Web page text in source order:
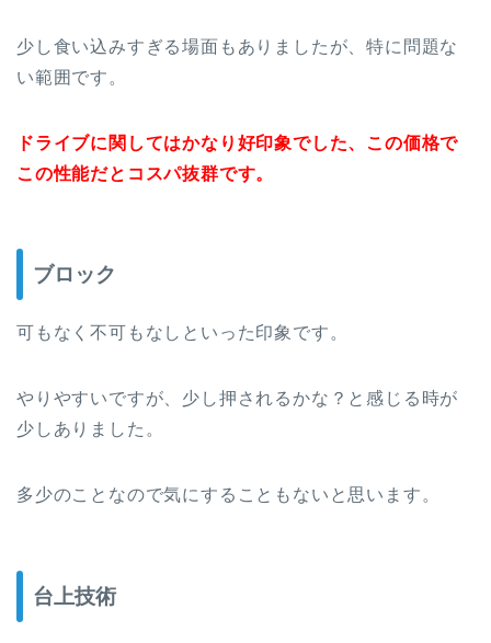
少し食い込みすぎる場面もありましたが、特に問題な
い範囲です。
ドライブに関してはかなり好印象でした、この価格で
この性能だとコスパ抜群です。
ブロック
可もなく不可もなしといった印象です。
やりやすいですが、少し押されるかな？と感じる時が
少しありました。
多少のことなので気にすることもないと思います。
台上技術